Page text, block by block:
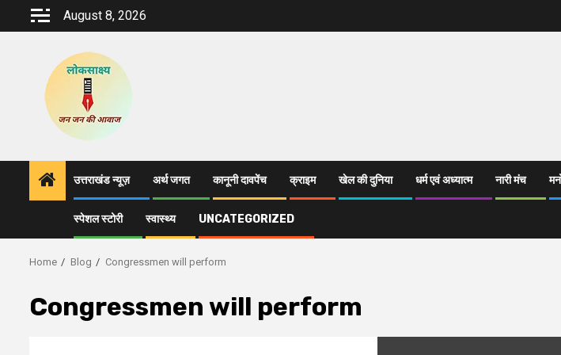
August 8, 2026
उत्तराखंड न्यूज़ अर्थ जगत कानूनी दावपेंच क्राइम खेल की दुनिया धर्म एवं अध्यात्म नारी मंच
स्पेशल स्टोरी स्वास्थ्य UNCATEGORIZED
Home Blog Congressmen will perform
Congressmen will perform